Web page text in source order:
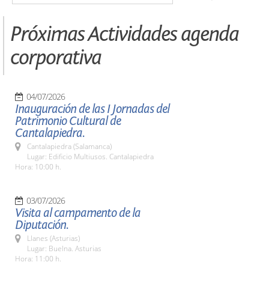
Próximas Actividades agenda
corporativa
04/07/2026
Inauguración de las I Jornadas del
Patrimonio Cultural de
Cantalapiedra.
Cantalapiedra (Salamanca)
Lugar: Edificio Multiusos. Cantalapiedra
Hora: 10:00 h.
03/07/2026
Visita al campamento de la
Diputación.
Llanes (Asturias)
Lugar: Buelna. Asturias
Hora: 11:00 h.